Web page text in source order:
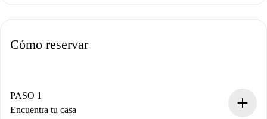
Cómo reservar
PASO 1
Encuentra tu casa